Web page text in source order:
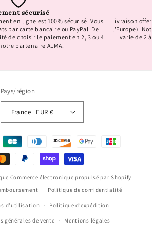
sécurisé
en ligne est 100% sécurisé. Vous
par carte bancaire ou PayPal. De
de choisir le paiement en 2, 3 ou 4
partenaire ALMA.
Livraison
l'Europe).
varie de 2
Pays/région
France | EUR €
Commerce électronique propulsé par Shopify
Politique de confidentialité
d’utilisation Politique d’expédition
générales de vente Mentions légales